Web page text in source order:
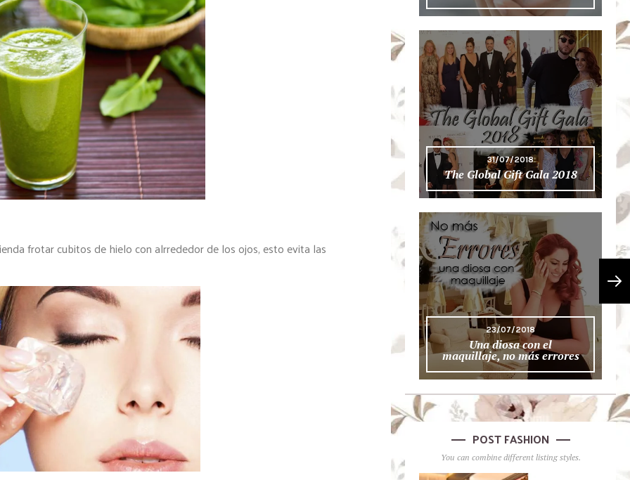
frotar cubitos de hielo con alrrededor de los ojos, esto evita las
31/07/2018
The Global Gift Gala 2018
23/07/2018
Una diosa con el
maquillaje, no más errores
POST FASHION
You can combine different listing styles.